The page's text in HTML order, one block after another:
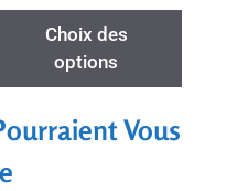
Choix des
options
Vous